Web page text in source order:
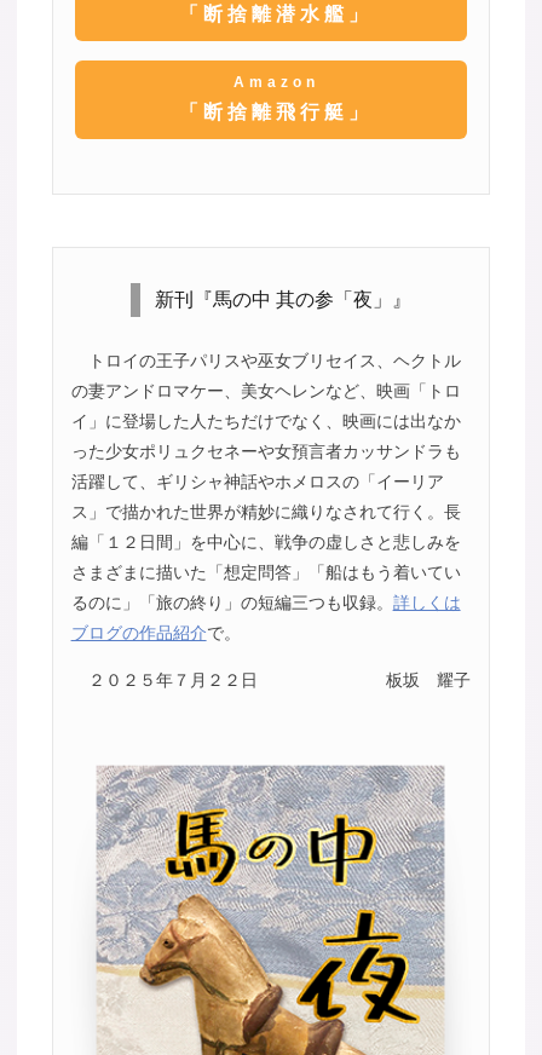
「断捨離潜水艦」
Amazon
「断捨離飛行艇」
新刊『馬の中 其の参「夜」』
トロイの王子パリスや巫女ブリセイス、ヘクトル
の妻アンドロマケー、美女ヘレンなど、映画「トロ
イ」に登場した人たちだけでなく、映画には出なか
った少女ポリュクセネーや女預言者カッサンドラも
活躍して、ギリシャ神話やホメロスの「イーリア
ス」で描かれた世界が精妙に織りなされて行く。長
編「１２日間」を中心に、戦争の虚しさと悲しみを
さまざまに描いた「想定問答」「船はもう着いてい
るのに」「旅の終り」の短編三つも収録。 詳しくは
ブログの作品紹介で。
２０２５年７月２２日 板坂 耀子